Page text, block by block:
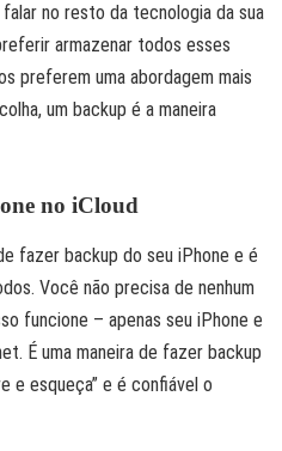
no resto da tecnologia da sua
armazenar todos esses
preferem uma abordagem mais
um backup é a maneira
no iCloud
fazer backup do seu iPhone e é
Você não precisa de nenhum
funcione – apenas seu iPhone e
É uma maneira de fazer backup
e esqueça” e é confiável o